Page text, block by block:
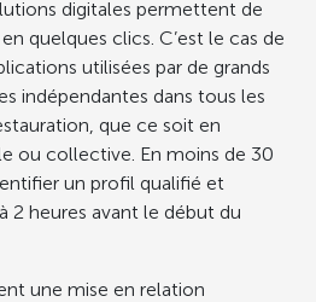
digitales permettent de
quelques clics. C’est le cas de
utilisées par de grands
indépendantes dans tous les
que ce soit en
ou collective. En moins de 30
un profil qualifié et
2 heures avant le début du
une mise en relation